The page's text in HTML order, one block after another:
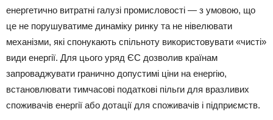
енергетично витратні галузі промисловості — з умовою, що
це не порушуватиме динаміку ринку та не нівелювати
механізми, які спонукають спільноту використовувати «чисті»
види енергії. Для цього уряд ЄС дозволив країнам
запроваджувати гранично допустимі ціни на енергію,
встановлювати тимчасові податкові пільги для вразливих
споживачів енергії або дотації для споживачів і підприємств.